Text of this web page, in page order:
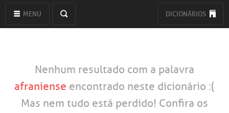
MENU DICIONÁRIOS
Nenhum resultado com a palavra
afraniense encontrado neste dicionário :(
Mas nem tudo está perdido! Confira os